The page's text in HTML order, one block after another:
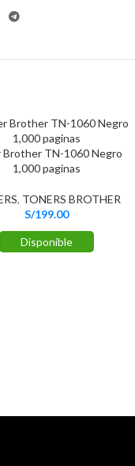
Brother TN-1060 Negro
1,000 paginas
, TONERS BROTHER
S/199.00
Disponible